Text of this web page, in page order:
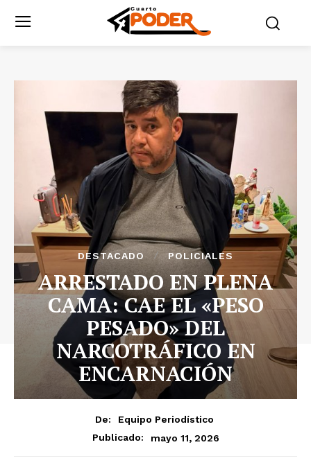
DESTACADO POLICIALES
ARRESTADO EN PLENA
CAMA: CAE EL «PESO
PESADO» DEL
NARCOTRÁFICO EN
ENCARNACIÓN
De:
Equipo Periodístico
Publicado:
mayo 11, 2026